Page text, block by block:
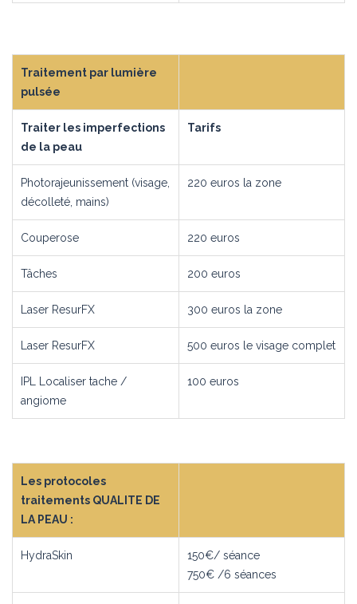
Traitement par lumière
pulsée
Traiter les imperfections
de la peau
Tarifs
Photorajeunissement (visage,
décolleté, mains)
220 euros la zone
Couperose 220 euros
Tâches 200 euros
Laser ResurFX 300 euros la zone
Laser ResurFX 500 euros le visage complet
IPL Localiser tache /
angiome
100 euros
Les protocoles
traitements QUALITE DE
LA PEAU :
HydraSkin
150€/ séance
750€ /6 séances